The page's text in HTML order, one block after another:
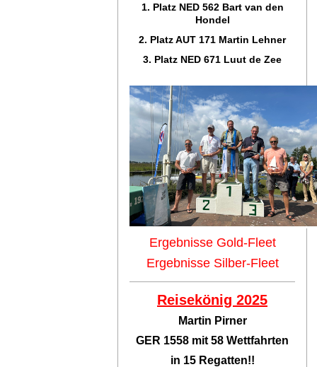
1. Platz NED 562 Bart van den
Hondel
2. Platz AUT 171 Martin Lehner
3. Platz NED 671 Luut de Zee
Ergebnisse Gold-Fleet
Ergebnisse Silber-Fleet
Reisekönig 2025
Martin Pirner
GER 1558 mit 58 Wettfahrten
in 15 Regatten!!